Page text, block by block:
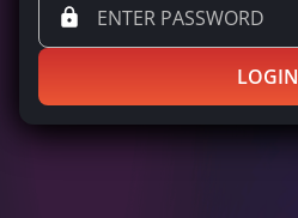
LOGIN